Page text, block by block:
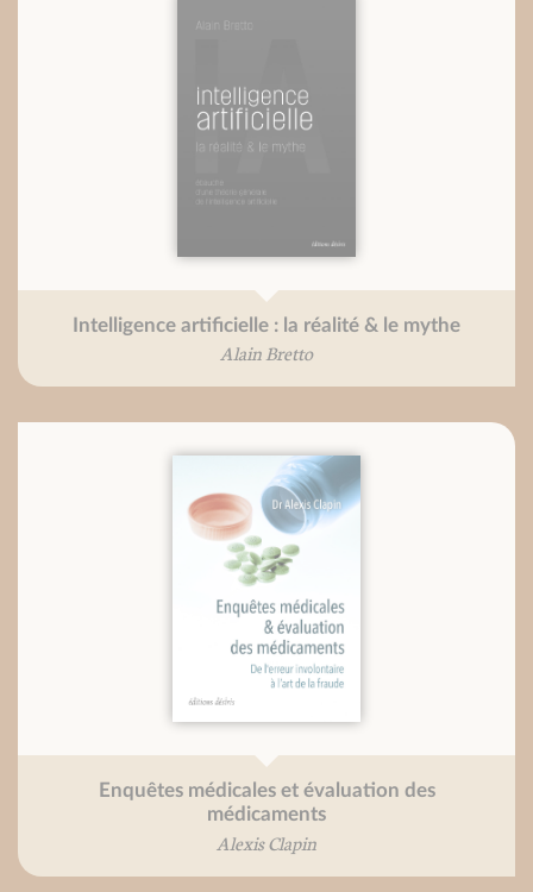
Intelligence artificielle : la réalité & le mythe
Alain Bretto
Enquêtes médicales et évaluation des
médicaments
Alexis Clapin